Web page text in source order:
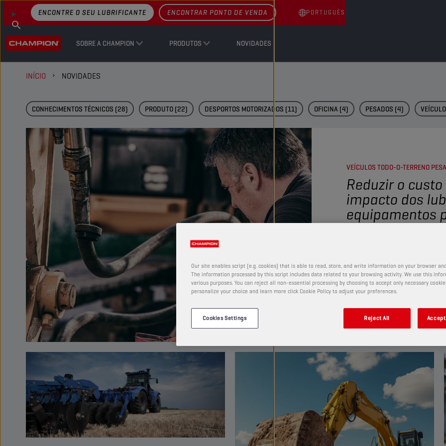
SOBRE A CHAMPION PRODUTOS NOVIDADES
ENCONTRE O SEU LUBRIFICANTE ENCONTRAR PONTO DE VENDA PORTUGUÊS
INÍCIO NOVIDADES
CONHECIMENTOS TÉCNICOS (28) PRODUTO (22) DESPORTOS MOTORIZADOS (11) OFICINA (4) PESADOS (4)
VEÍCULOS TODO-O-TERRENO
Reduzir o
impacto dos
equipamentos
Embora os próprios
percentagem do Custo Total
estrada, o seu impacto
líquidos de refrigeração e
ajudarão a reduzir o
tempo de inatividade
explica a importância dos
19 DE FEV. DE 2026
Our site enables script (e.g. cookies) that is able to read, store, and write information on your browser
The information processed by this script includes data related to your browsing activity. We use this
various purposes. You can reject all non-essential processing by choosing to accept only necessary
personalize your choice and learn more click Cookie Policy to adjust your preferences.
Cookies Settings Reject All